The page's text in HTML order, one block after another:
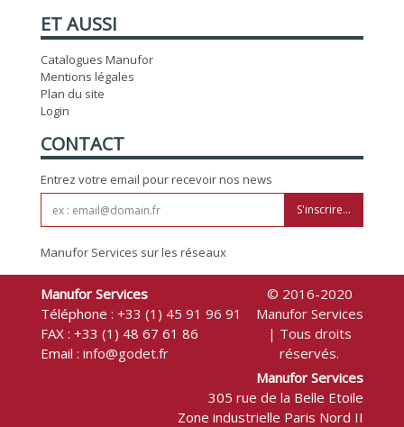
ET AUSSI
Catalogues Manufor
Mentions légales
Plan du site
Login
CONTACT
Entrez votre email pour recevoir nos news
S'inscrire...
Manufor Services sur les réseaux
Manufor Services
Téléphone : +33 (1) 45 91 96 91
FAX : +33 (1) 48 67 61 86
Email : info@godet.fr
Manufor Services
305 rue de la Belle Etoile
Zone industrielle Paris Nord II
© 2016-2020
Manufor Services
| Tous droits
réservés.